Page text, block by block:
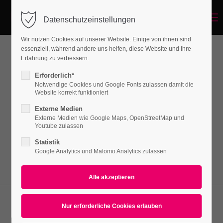
Login
Benutzername
Passwort
Anmelden
Support
Lorem ipsum dolor sit amet:
Lorem ipsum dolor sit amet, consectetuer
adipiscing elit. Aenean commodo ligula eget
dolor. Aenean massa.
Datenschutzeinstellungen
Wir nutzen Cookies auf unserer Website. Einige von ihnen sind
essenziell, während andere uns helfen, diese Website und Ihre
Erfahrung zu verbessern.
Erforderlich*
Notwendige Cookies und Google Fonts zulassen damit die
Website korrekt funktioniert
Externe Medien
Externe Medien wie Google Maps, OpenStreetMap und
Youtube zulassen
Statistik
Google Analytics und Matomo Analytics zulassen